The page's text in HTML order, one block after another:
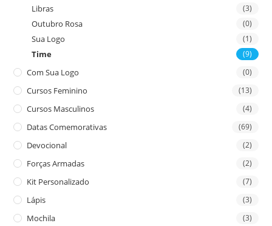
Libras (3)
Outubro Rosa (0)
Sua Logo (1)
Time (9)
Com Sua Logo (0)
Cursos Feminino (13)
Cursos Masculinos (4)
Datas Comemorativas (69)
Devocional (2)
Forças Armadas (2)
Kit Personalizado (7)
Lápis (3)
Mochila (3)